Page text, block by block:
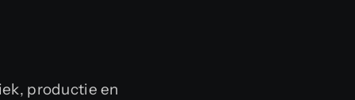
productie en